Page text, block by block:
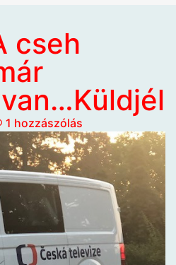
cseh
1 hozzászólás